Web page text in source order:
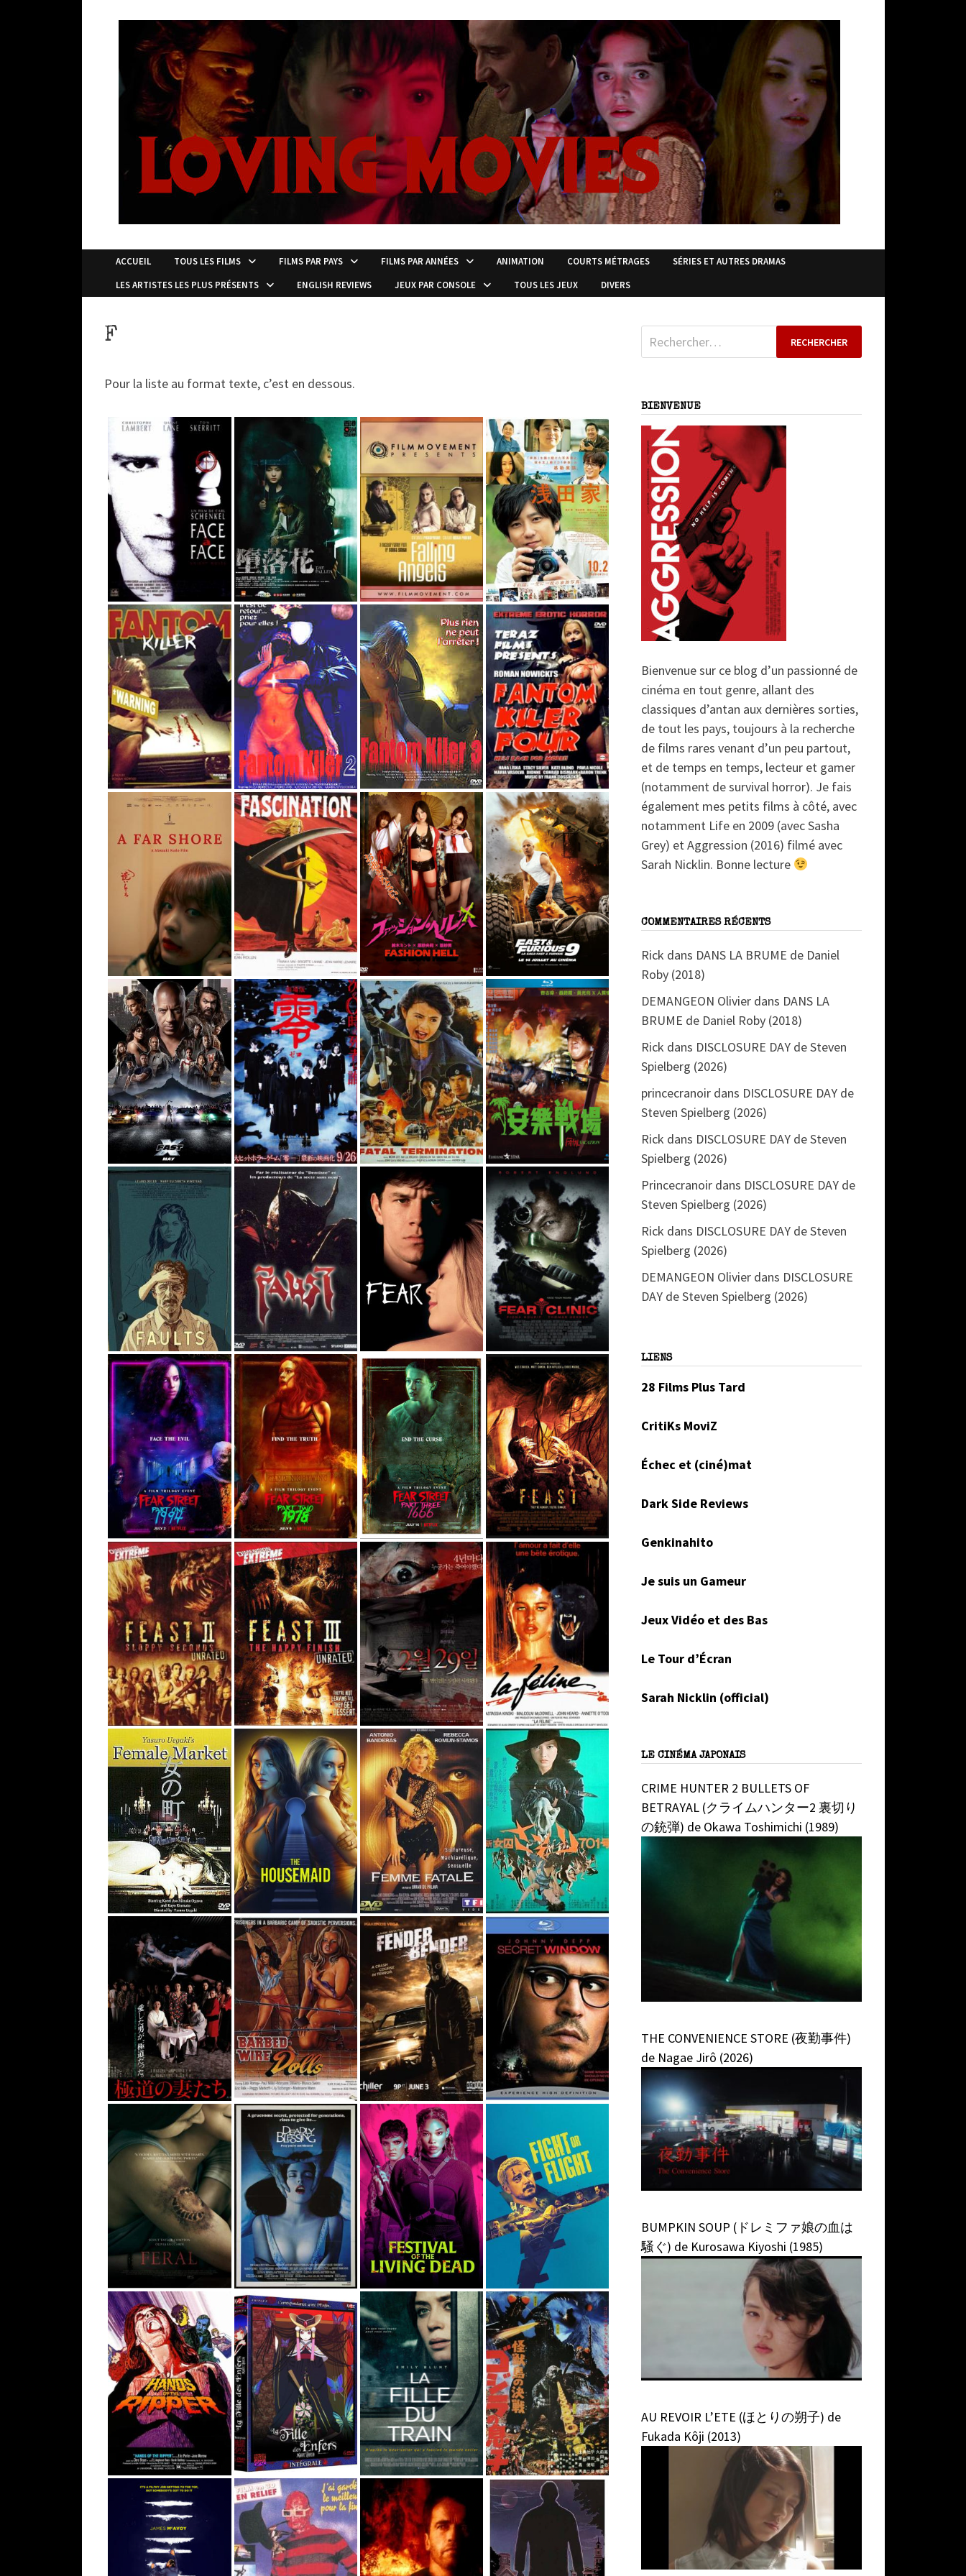
ACCUEIL TOUS LES FILMS FILMS PAR PAYS FILMS PAR ANNÉES ANIMATION COURTS MÉTRAGES
SÉRIES ET AUTRES DRAMAS
LES ARTISTES LES PLUS PRÉSENTS
ENGLISH REVIEWS JEUX PAR CONSOLE TOUS LES JEUX DIVERS
F
Pour la liste au format texte, c’est en dessous.
Rechercher :
BIENVENUE
Bienvenue sur ce blog d’un passionné de
cinéma en tout genre, allant des
classiques d’antan aux dernières sorties,
de tout les pays, toujours à la recherche
de films rares venant d’un peu partout,
et de temps en temps, lecteur et gamer
(notamment de survival horror). Je fais
également mes petits films à côté, avec
notamment Life en 2009 (avec Sasha
Grey) et Aggression (2016) filmé avec
Sarah Nicklin. Bonne lecture
COMMENTAIRES RÉCENTS
Rick dans DANS LA BRUME de Daniel
Roby (2018)
DEMANGEON Olivier dans DANS LA
BRUME de Daniel Roby (2018)
Rick dans DISCLOSURE DAY de Steven
Spielberg (2026)
princecranoir dans DISCLOSURE DAY de
Steven Spielberg (2026)
Rick dans DISCLOSURE DAY de Steven
Spielberg (2026)
Princecranoir dans DISCLOSURE DAY de
Steven Spielberg (2026)
Rick dans DISCLOSURE DAY de Steven
Spielberg (2026)
DEMANGEON Olivier dans DISCLOSURE
DAY de Steven Spielberg (2026)
LIENS
28 Films Plus Tard
CritiKs MoviZ
Échec et (ciné)mat
Dark Side Reviews
Genkinahito
Je suis un Gameur
Jeux Vidéo et des Bas
Le Tour d’Écran
Sarah Nicklin (official)
LE CINÉMA JAPONAIS
CRIME HUNTER 2 BULLETS OF
BETRAYAL (クライムハンター2 裏切り
の銃弾) de Okawa Toshimichi (1989)
THE CONVENIENCE STORE (夜勤事件)
de Nagae Jirô (2026)
BUMPKIN SOUP (ドレミファ娘の血は
騒ぐ) de Kurosawa Kiyoshi (1985)
AU REVOIR L’ETE (ほとりの朔子) de
Fukada Kôji (2013)